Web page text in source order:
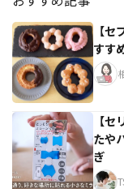
【
すす
【
たや
ぎ